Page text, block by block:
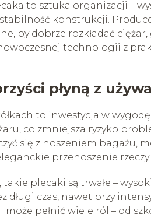
to sztuka organizacji –
konstrukcji.
by dobrze rozkładać
technologii z
płyną z
to inwestycja w
co zmniejsza ryzyko
się z noszeniem bagażu,
przenoszenie
plecaki są trwałe –
długi czas, nawet przy
może pełnić wiele ról – od